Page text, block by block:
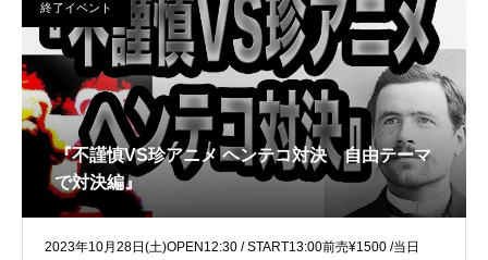
終了イベント
『不謹慎VS珍アニメ ヘンテコ対決 自由テーマ
で対決編』
2023年10月28日(土)OPEN12:30 / START13:00前売¥1500 /当日